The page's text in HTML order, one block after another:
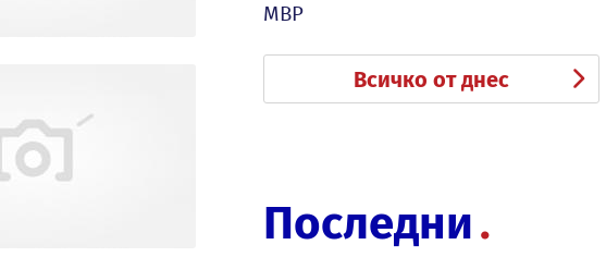
МВР
Всичко от днес
Последни